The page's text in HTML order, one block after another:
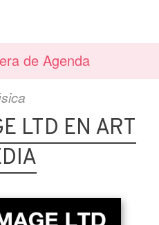
de Agenda
LTD EN ART